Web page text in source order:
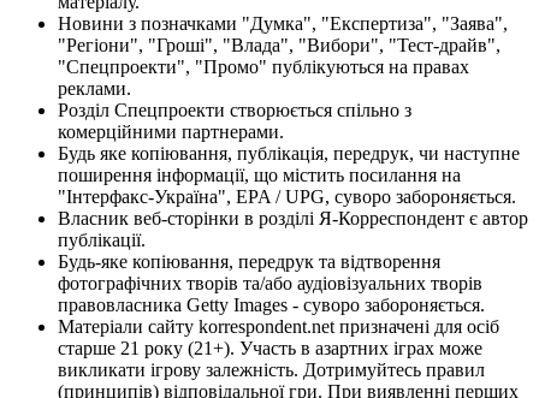
Новини з позначками "Думка", "Експертиза", "Заява",
"Регіони", "Гроші", "Влада", "Вибори", "Тест-драйв",
"Спецпроекти", "Промо" публікуються на правах
реклами.
Розділ Спецпроекти створюється спільно з
комерційними партнерами.
Будь яке копіювання, публікація, передрук, чи наступне
поширення інформації, що містить посилання на
"Інтерфакс-Україна", EPA / UPG, суворо забороняється.
Власник веб-сторінки в розділі Я-Корреспондент є автор
публікації.
Будь-яке копіювання, передрук та відтворення
фотографічних творів та/або аудіовізуальних творів
правовласника Getty Images - суворо забороняється.
Матеріали сайту korrespondent.net призначені для осіб
старше 21 року (21+). Участь в азартних іграх може
викликати ігрову залежність. Дотримуйтесь правил
(принципів) відповідальної гри. При виявленні перших